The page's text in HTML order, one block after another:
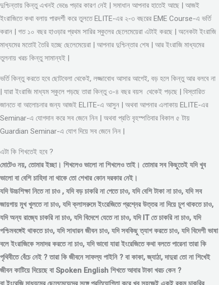
দুশ্চিন্তায় কিন্তু এখনই ভেঙে পড়ার কারণ নেই | সমাধান আপনার হাতেই আছে | আজই
ইংরাজিতে কথা বলায় পারদর্শী করে তুলতে ELITE-এর ২-৩ বছরের EME Course-এ ভর্তি
করান | গত ১০ বছর হাওড়ার প্রথম সারির স্কুলের ছেলেমেয়েরা এটাই করছে | অনেকটা ইংরাজি
মাধ্যমের মতোই তৈরি হচ্ছে ছেলেমেয়েরা | আপনার দুশ্চিন্তার শেষ | আর ইংরাজি মাধ্যমের
তুলনায় খরচ কিন্তু সামান্যই |
ভর্তি কিন্তু করতে হবে ছোটবেলা থেকেই, লজ্জাবোধ আসার আগেই, বড় হলে কিন্তু আর বলবে না
| যারা ইংরাজি মাধ্যম স্কুলে পড়ছে তারা কিন্তু ৩-৪ বছর বয়স থেকেই পড়ছে | বিস্তারিত
জানতে বা আলোচনার জন্য আজই ELITE-এ আসুন | অথবা আপনার এলাকায় ELITE-এর
Seminar-এ যোগদান করে সব জেনে নিন | অথবা প্রতি বৃহস্পতিবার বিকাল ৫ টায়
Guardian Seminar-এ যোগ দিয়ে সব জেনে নিন |
এটা কি শিখতেই হবে ?
মোটেও নয়, তোমার ইচ্ছা। শিখলেও ভালো না শিখলেও তাই। তোমার সব কিছুতেই যদি খুব
ভালো বা বেশি চাহিদা না থাকে তো শেখার কোন দরকার নেই।
যদি উচ্চশিক্ষা নিতে না চাও , যদি বড় চাকরি না পেতে চাও, যদি বেশি টাকা না চাও, যদি সব
জায়গায় মুখ খুলতে না চাও, যদি ক্লাসরুমে ইংরেজিতে প্রশ্নের উত্তর না দিয়ে চুপ থাকতে চাও,
যদি অন্য রাজ্যে চাকরি না চাও, যদি বিদেশে যেতে না চাও, যদি IT তে চাকরি না চাও, যদি
পশ্চিমবঙ্গেই থাকতে চাও, যদি সাধারন জীবন চাও, যদি সবকিছু ত্যাগ করতে চাও, যদি বিদেশী ভাষা
বলে ইংরাজিকে সমাদর করতে না চাও, যদি ভাবো যারা ইংরেজিতে কথা বলতে পারেনা তারা কি
পৃথিবীতে বেঁচে নেই ? তারা কি জীবনে সাফল্য পাইনি ? বা কাকা, জ্যাঠা, দাদুরা তো না শিখেই
জীবন কাটিয়ে দিয়েছে বা Spoken English শিখতে আবার টাকা খরচ কেন ?